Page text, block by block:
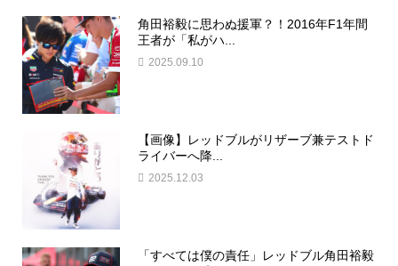
角田裕毅に思わぬ援軍？！2016年F1年間
王者が「私がハ...
2025.09.10
【画像】レッドブルがリザーブ兼テストド
ライバーへ降...
2025.12.03
「すべては僕の責任」レッドブル角田裕毅